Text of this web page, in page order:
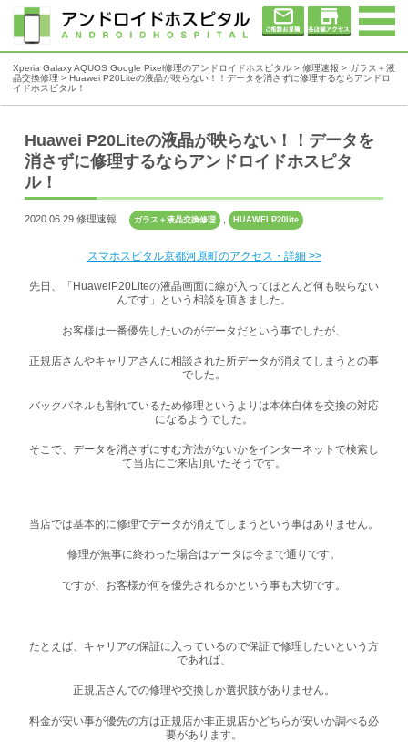
Xperia Galaxy AQUOS Google Pixel修理のアンドロイドホスピタル > 修理速報 > ガラス＋液
晶交換修理 > Huawei P20Liteの液晶が映らない！！データを消さずに修理するならアンドロ
イドホスピタル！
Huawei P20Liteの液晶が映らない！！データを
消さずに修理するならアンドロイドホスピタ
ル！
2020.06.29 修理速報 ガラス＋液晶交換修理 , HUAWEI P20lite
スマホスピタル京都河原町のアクセス・詳細 >>
先日、「HuaweiP20Liteの液晶画面に線が入ってほとんど何も映らない
んです」という相談を頂きました。
お客様は一番優先したいのがデータだという事でしたが、
正規店さんやキャリアさんに相談された所データが消えてしまうとの事
でした。
バックパネルも割れているため修理というよりは本体自体を交換の対応
になるようでした。
そこで、データを消さずにすむ方法がないかをインターネットで検索し
て当店にご来店頂いたそうです。
当店では基本的に修理でデータが消えてしまうという事はありません。
修理が無事に終わった場合はデータは今まで通りです。
ですが、お客様が何を優先されるかという事も大切です。
たとえば、キャリアの保証に入っているので保証で修理したいという方
であれば、
正規店さんでの修理や交換しか選択肢がありません。
料金が安い事が優先の方は正規店か非正規店かどちらが安いか調べる必
要があります。